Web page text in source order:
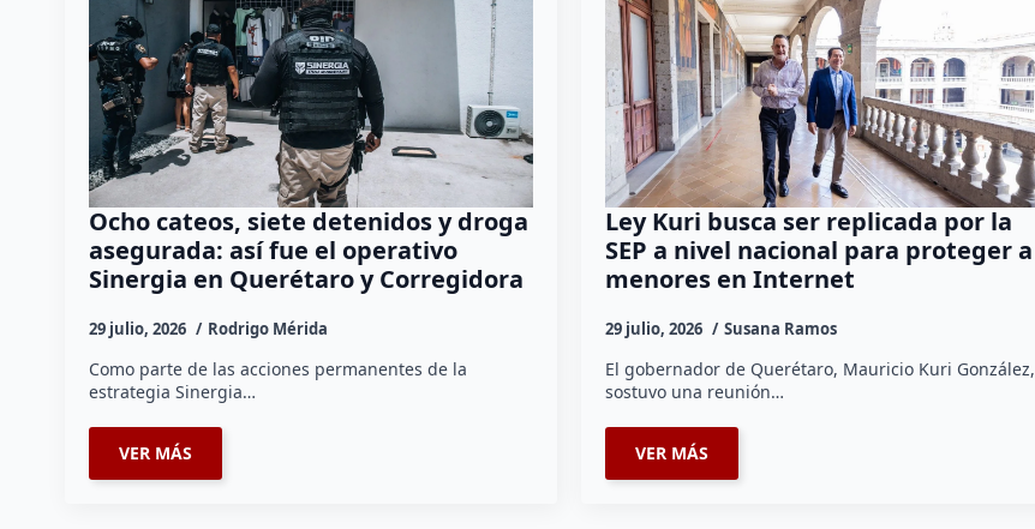
Ocho cateos, siete detenidos y droga
asegurada: así fue el operativo
Sinergia en Querétaro y Corregidora
29 julio, 2026 Rodrigo Mérida
Como parte de las acciones permanentes de la
estrategia Sinergia…
VER MÁS
Ley Kuri busca ser replicada por la
SEP a nivel nacional para proteger a
menores en Internet
29 julio, 2026 Susana Ramos
El gobernador de Querétaro, Mauricio Kuri González,
sostuvo una reunión…
VER MÁS